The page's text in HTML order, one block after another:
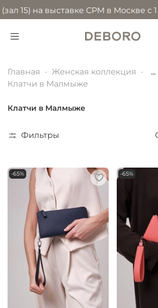
выставке CPM в Москве с 1 по 4
Главная Женская коллекция
...
Клатчи в Малмыже
Клатчи в Малмыже
Фильтры
-65% -65%